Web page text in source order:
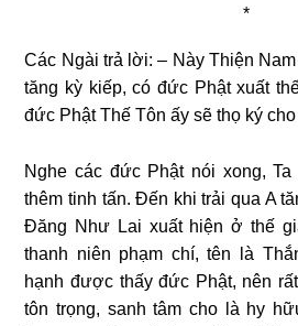
*
Các Ngài trả lời: – Này Thiện
tăng kỳ kiếp, có đức Phật xuất
đức Phật Thế Tôn ấy sẽ thọ ký
Nghe các đức Phật nói xong,
thêm tinh tấn. Đến khi trải qua A
Đăng Như Lai xuất hiện ở thế
thanh niên phạm chí, tên là
hạnh được thấy đức Phật, nên
tôntrọng, sanh tâm cho là hy